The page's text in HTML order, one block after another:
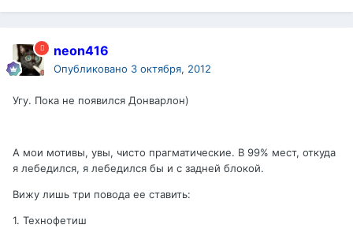
neon416
Опубликовано 3 октября, 2012
Угу. Пока не появился Донварлон)
А мои мотивы, увы, чисто прагматические. В 99% мест, откуда
я лебедился, я лебедился бы и с задней блокой.
Вижу лишь три повода ее ставить:
1. Технофетиш